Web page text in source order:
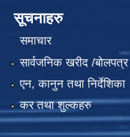
सूचनाहरु
समाचार
सार्वजनिक खरीद /
एन, कानुन तथा निर्देशिका
कर तथा शुल्कहरु